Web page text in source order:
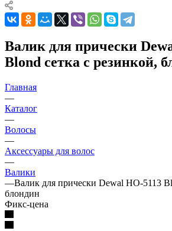
Валик для прически
Blond сетка с резинкой,
Главная
—
Каталог
—
Волосы
—
Аксессуары для волос
—
Валики
—Валик для прически Dewal HO-5113
блондин
Фикс-цена